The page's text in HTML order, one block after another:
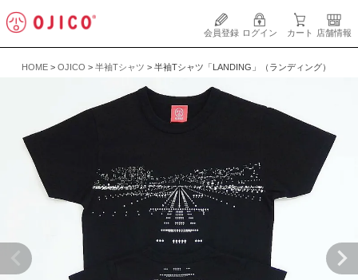
会員登録 ログイン カート 店舗情報
HOME OJICO 半袖Tシャツ 半袖Tシャツ「LANDING」（ランディング）